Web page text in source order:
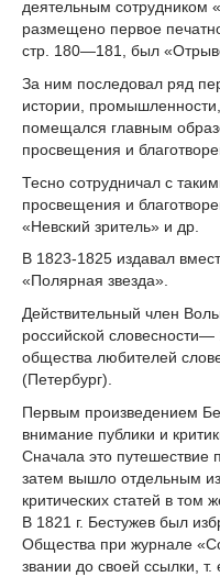
деятельным сотрудником
размещено первое
стр. 180—181, был
За ним последовал ряд
истории,
помещался главным
просвещения и
Тесно сотрудничал с
просвещения и
«Невский зритель» и др.
В 1823-1825 издавал
«Полярная звезда».
Действительный член
российской
общества любителей
(Петербург).
Первым произведением
внимание публики и
Сначала это путешествие
затем вышло отдельным
критических статей в том
В 1821 г. Бестужев был
Общества при журнале
звании до своей ссылки, т.